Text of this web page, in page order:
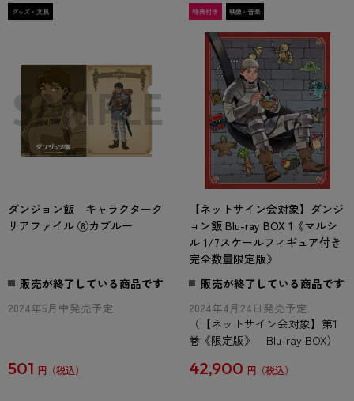
ダンジョン飯 キャラクターク
リアファイル ⑧カブルー
販売が終了している商品です
2024年5月中発売予定
501 円
【ネットサイン会対象】ダンジ
ョン飯 Blu-ray BOX 1《マルシ
ル 1/7スケールフィギュア付き
完全数量限定版》
販売が終了している商品です
2024年4月24日発売予定
（【ネットサイン会対象】第1
巻《限定版》 Blu-ray BOX）
42,900 円